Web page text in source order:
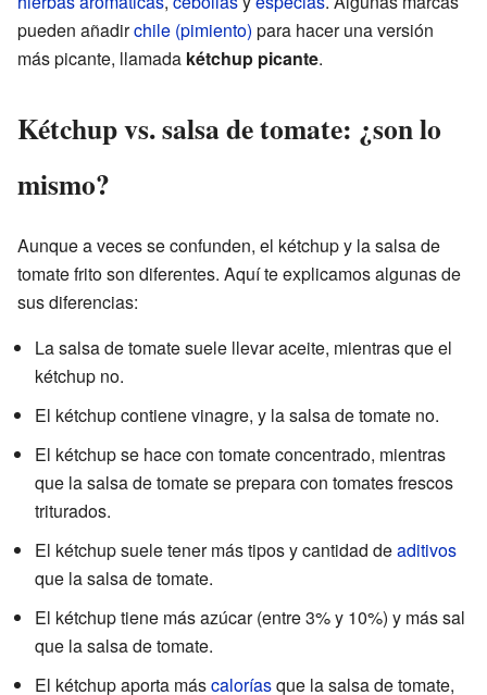
pueden añadirchile (pimiento) para hacer una versión
más picante, llamada kétchup picante.
Kétchup vs. salsa de tomate: ¿son lo
mismo?
Aunque a veces se confunden, el kétchup y la salsa de
tomate frito son diferentes. Aquí te explicamos algunas de
sus diferencias:
La salsa de tomate suele llevar aceite, mientras que el
kétchup no.
El kétchup contiene vinagre, y la salsa de tomate no.
El kétchup se hace con tomate concentrado, mientras
que la salsa de tomate se prepara con tomates frescos
triturados.
El kétchup suele tener más tipos y cantidad deaditivos
que la salsa de tomate.
El kétchup tiene más azúcar (entre 3% y 10%) y más sal
que la salsa de tomate.
El kétchup aporta máscaloríasque la salsa de tomate,